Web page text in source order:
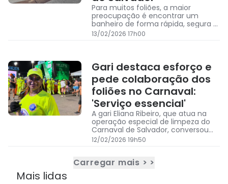
Para muitos foliões, a maior
preocupação é encontrar um
banheiro de forma rápida, segura e
higiênica durante o Carnaval de
Salvador
13/02/2026 17h00
Gari destaca esforço e
pede colaboração dos
foliões no Carnaval:
'Serviço essencial'
A gari Eliana Ribeiro, que atua na
operação especial de limpeza do
Carnaval de Salvador, conversou
com o repórter João Tramm
12/02/2026 19h50
Carregar mais > >
Mais lidas